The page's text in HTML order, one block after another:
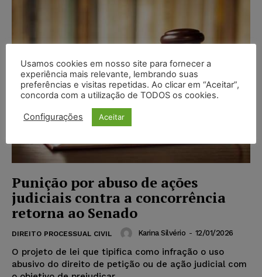
Punição por abuso de ações
judiciais contra a concorrência
retorna ao Senado
DIREITO PROCESSUAL CIVIL Karina Silvério - 12/01/2026
O projeto de lei que tipifica como infração o uso
abusivo do direito de petição ou de ação judicial com
Usamos cookies em nosso site para fornecer a
experiência mais relevante, lembrando suas
preferências e visitas repetidas. Ao clicar em “Aceitar”,
concorda com a utilização de TODOS os cookies.
Configurações Aceitar